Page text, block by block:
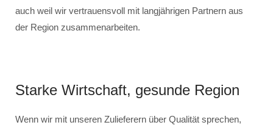
auch weil wir vertrauensvoll mit langjährigen Partnern aus
der Region zusammenarbeiten.
Starke Wirtschaft, gesunde Region
Wenn wir mit unseren Zulieferern über Qualität sprechen,